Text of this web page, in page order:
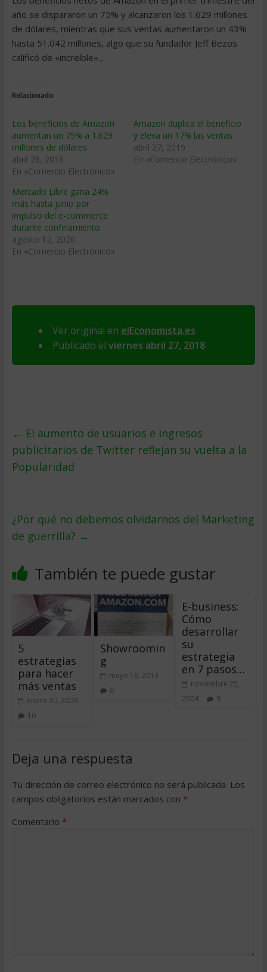
año se dispararon un 75% y alcanzaron los 1.629 millones
de dólares, mientras que sus ventas aumentaron un 43%
hasta 51.042 millones, algo que su fundador Jeff Bezos
calificó de «increíble»…
Relacionado
Los beneficios de Amazon
aumentan un 75% a 1.629
millones de dólares
abril 28, 2018
En «Comercio Electrónico»
Amazon duplica el beneficio
y eleva un 17% las ventas
abril 27, 2019
En «Comercio Electrónico»
Mercado Libre gana 24%
más hasta junio por
impulso del e-commerce
durante confinamiento
agosto 12, 2020
En «Comercio Electrónico»
Ver original en elEconomista.es
Publicado el viernes abril 27, 2018
← El aumento de usuarios e ingresos
publicitarios de Twitter reflejan su vuelta a la
Popularidad
¿Por qué no debemos olvidarnos del Marketing
de guerrilla? →
También te puede gustar
5
estrategias
para hacer
más ventas
enero 30, 2009
10
Showroomin
g
mayo 16, 2013
0
E-business:
Cómo
desarrollar
su
estrategia
en 7 pasos…
noviembre 25,
2004
9
Deja una respuesta
Tu dirección de correo electrónico no será publicada. Los
campos obligatorios están marcados con *
Comentario *